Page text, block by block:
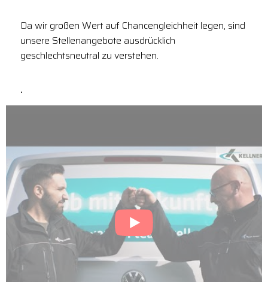
Da wir großen Wert auf Chancengleichheit legen, sind
unsere Stellenangebote ausdrücklich
geschlechtsneutral zu verstehen.
.